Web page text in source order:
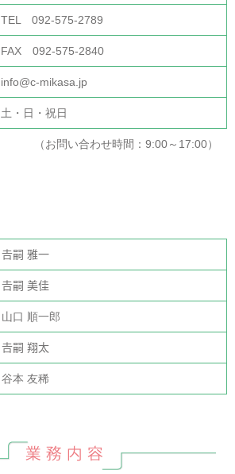
TEL 092-575-2789
FAX 092-575-2840
info@c-mikasa.jp
土・日・祝日
（お問い合わせ時間：9:00～17:00）
𠮷嗣 雅一
𠮷嗣 美佳
山口 順一郎
𠮷嗣 翔太
谷本 友稀